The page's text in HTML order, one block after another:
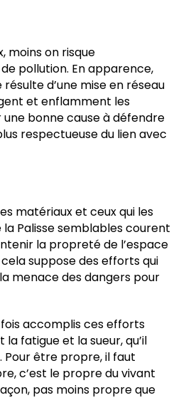
moins on risque
pollution. En apparence,
résulte d’une mise en réseau
et enflamment les
bonne cause à défendre
respectueuse du lien avec
matériaux et ceux qui les
Palisse semblables courent
la propreté de l’espace
suppose des efforts qui
menace des dangers pour
accomplis ces efforts
fatigue et la sueur, qu’il
être propre, il faut
c’est le propre du vivant
pas moins propre que